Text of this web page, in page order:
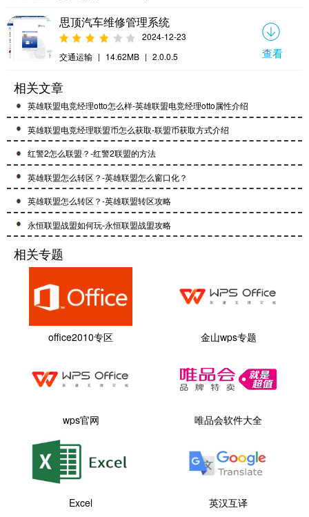
思顶汽车维修管理系统
2024-12-23
交通运输 | 14.62MB | 2.0.0.5 查看
相关文章
英雄联盟电竞经理otto怎么样-英雄联盟电竞经理otto属性介绍
英雄联盟电竞经理联盟币怎么获取-联盟币获取方式介绍
红警2怎么联盟？-红警2联盟的方法
英雄联盟怎么转区？-英雄联盟怎么窗口化？
英雄联盟怎么转区？-英雄联盟转区攻略
永恒联盟战盟如何玩-永恒联盟战盟攻略
相关专题
office2010专区 金山wps专题
wps官网 唯品会软件大全
Excel 英汉互译